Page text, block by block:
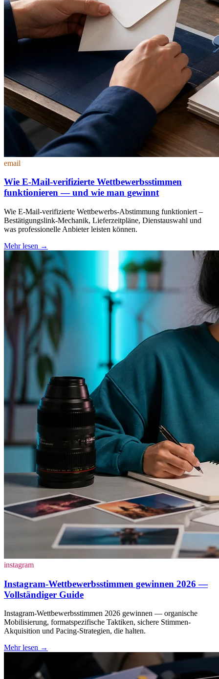
email
Wie E-Mail-verifizierte Wettbewerbsstimmen
funktionieren — und wie man gewinnt
Wie E-Mail-verifizierte Wettbewerbs-Abstimmung funktioniert –
Bestätigungslink-Mechanik, Lieferzeitpläne, Dienstauswahl und
was professionelle Anbieter leisten können.
Mehr lesen →
instagram
Instagram-Wettbewerbsstimmen gewinnen 2026 —
Vollständiger Guide
Instagram-Wettbewerbsstimmen 2026 gewinnen — organische
Mobilisierung, formatspezifische Taktiken, sichere Stimmen-
Akquisition und Pacing-Strategien, die halten.
Mehr lesen →